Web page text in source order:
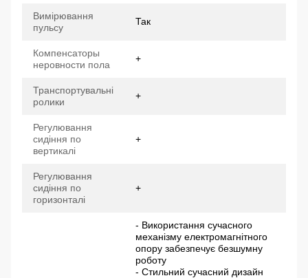
Вимірювання
пульсу
Так
Компенсаторы
неровности пола
+
Транспортувальні
ролики
+
Регулювання
сидіння по
вертикалі
+
Регулювання
сидіння по
горизонталі
+
- Використання сучасного
механізму електромагнітного
опору забезпечує безшумну
роботу
- Стильний сучасний дизайн